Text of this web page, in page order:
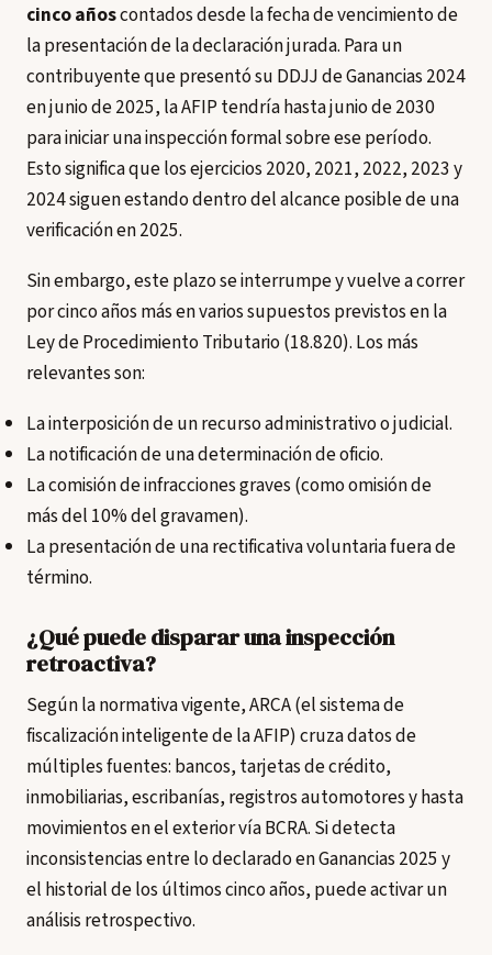
cinco añoscontados desde la fecha de vencimiento de
la presentación de la declaración jurada. Para un
contribuyente que presentó su DDJJ de Ganancias 2024
en junio de 2025, la AFIP tendría hasta junio de 2030
para iniciar una inspección formal sobre ese período.
Esto significa que los ejercicios 2020, 2021, 2022, 2023 y
2024 siguen estando dentro del alcance posible de una
verificación en 2025.
Sin embargo, este plazo se interrumpe y vuelve a correr
por cinco años más en varios supuestos previstos en la
Ley de Procedimiento Tributario (18.820). Los más
relevantes son:
La interposición de un recurso administrativo o judicial.
La notificación de una determinación de oficio.
La comisión de infracciones graves (como omisión de
más del 10% del gravamen).
La presentación de una rectificativa voluntaria fuera de
término.
¿Qué puede disparar una inspección
retroactiva?
Según la normativa vigente, ARCA (el sistema de
fiscalización inteligente de la AFIP) cruza datos de
múltiples fuentes: bancos, tarjetas de crédito,
inmobiliarias, escribanías, registros automotores y hasta
movimientos en el exterior vía BCRA. Si detecta
inconsistencias entre lo declarado en Ganancias 2025 y
el historial de los últimos cinco años, puede activar un
análisis retrospectivo.